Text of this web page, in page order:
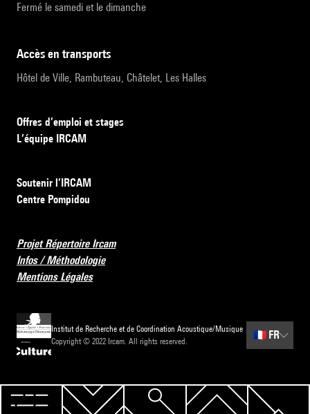
Fermé le samedi et le dimanche
accès en transports
Hôtel de Ville, Rambuteau, Châtelet, Les Halles
Offres d’emploi et stages
L’équipe IRCAM
Soutenir l’IRCAM
Centre Pompidou
Projet Répertoire Ircam
Infos / Méthodologie
Mentions Légales
Institut de Recherche et de Coordination Acoustique/Musique
Copyright © 2022 Ircam. All rights reserved.
🇫🇷 FR